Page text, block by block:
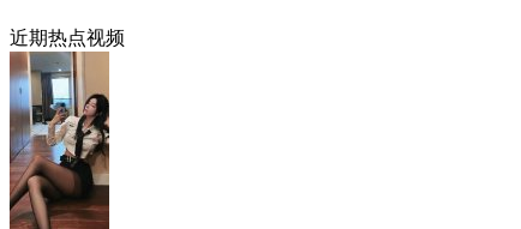
近期热点视频